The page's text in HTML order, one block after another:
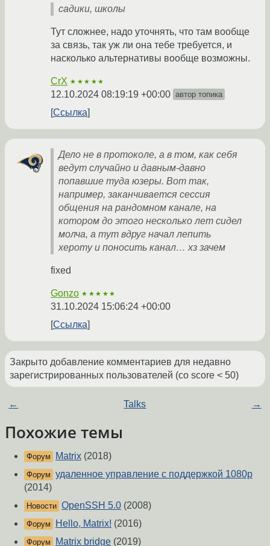
садики, школы
Тут сложнее, надо уточнять, что там вообще
за связь, так уж ли она тебе требуется, и
насколько альтернативы вообще возможны.
CrX ★★★★★
12.10.2024 08:19:19 +00:00 автор топика
Ссылка
Дело не в протоколе, а в том, как себя
ведут случайно и давным-давно
попавшие туда юзеры. Вот так,
например, заканчивается сессия
общения на рандомном канале, на
котором до этого несколько лет сидел
молча, а тут вдруг начал лепить
хероту и поносить канал… хз зачем
fixed
Gonzo ★★★★★
31.10.2024 15:06:24 +00:00
Ссылка
Закрыто добавление комментариев для недавно
зарегистрированных пользователей (со score < 50)
← Talks →
Похожие темы
Форум Matrix (2018)
Форум удаленное управление с поддержкой 1080p
(2014)
Новости OpenSSH 5.0 (2008)
Форум Hello, Matrix! (2016)
Форум Matrix bridge (2019)